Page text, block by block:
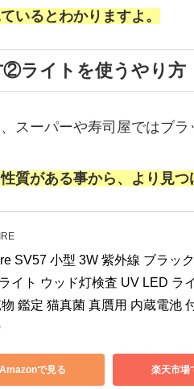
いるとわかりますよ。
②ライトを使うやり方
スーパーや寿司屋ではブ
質がある事から、より見つ
SV57 小型 3W 紫外線 ブラッ
イト ウッド灯検査 UV LED ラ
鑑定 猫真菌 真贋用 内蔵電池
Amazonで見る 楽天市場